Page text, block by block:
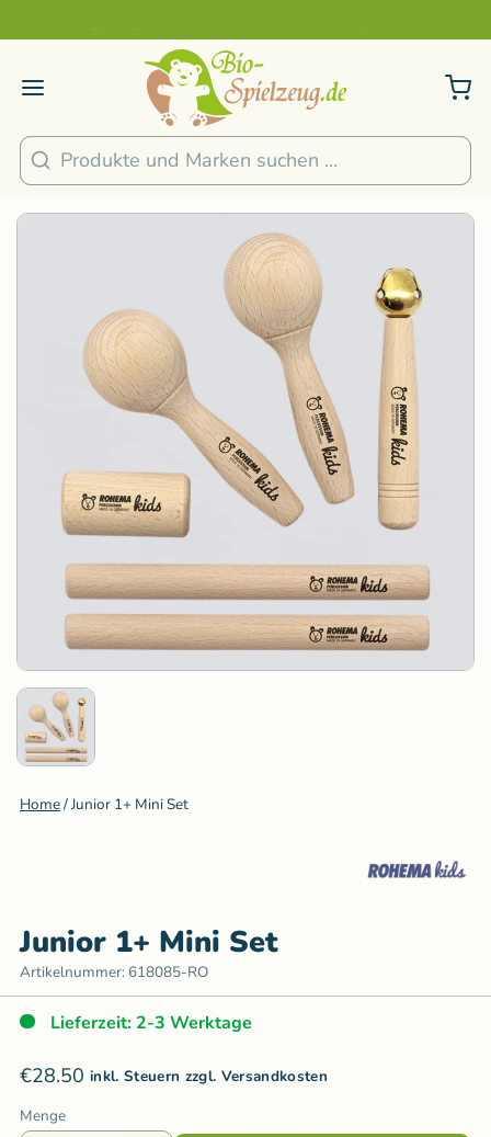
Suchen
Home/Junior 1+ Mini Set
Junior 1+ Mini Set
Artikelnummer: 618085-RO
Lieferzeit: 2-3 Werktage
€28.50 inkl. Steuern zzgl. Versandkosten
Menge